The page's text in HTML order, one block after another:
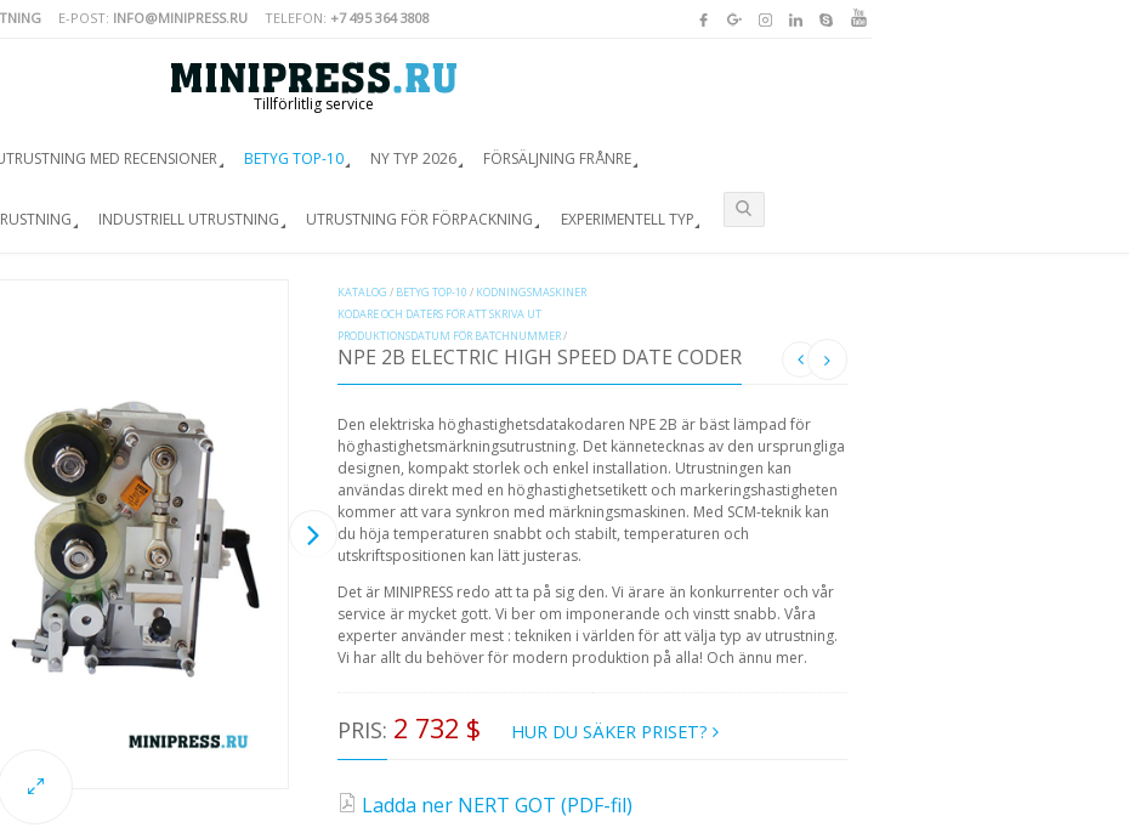
E-POST: INFO@MINIPRESS.RU TELEFON: +7 495 364 3808
Tillförlitlig service
MED RECENSIONER BETYG TOP-10 NY TYP 2026 FÖRSÄLJNING FRÅNRE
INDUSTRIELL UTRUSTNING UTRUSTNING FÖR FÖRPACKNING EXPERIMENTELL TYP
KATALOG / BETYG TOP-10 / KODNINGSMASKINER
KODARE OCH DATERS FÖR ATT SKRIVA UT
PRODUKTIONSDATUM FÖR BATCHNUMMER/
NPE 2B ELECTRIC HIGH SPEED DATE CODER
Den elektriska höghastighetsdatakodaren NPE 2B är bäst lämpad för
höghastighetsmärkningsutrustning. Det kännetecknas av den ursprungliga
designen, kompakt storlek och enkel installation. Utrustningen kan
användas direkt med en höghastighetsetikett och markeringshastigheten
kommer att vara synkron med märkningsmaskinen. Med SCM-teknik kan
du höja temperaturen snabbt och stabilt, temperaturen och
utskriftspositionen kan lätt justeras.
Det är MINIPRESS redo att ta på sig den. Vi ärare än konkurrenter och vår
service är mycket gott. Vi ber om imponerande och vinstt snabb. Våra
experter använder mest : tekniken i världen för att välja typ av utrustning.
Vi har allt du behöver för modern produktion på alla! Och ännu mer.
PRIS: 2 732 $ HUR DU SÄKER PRISET?
Ladda ner NERT GOT (PDF-fil)